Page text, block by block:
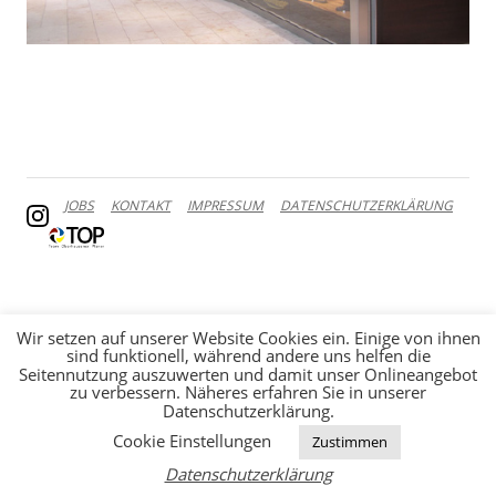
JOBS KONTAKT IMPRESSUM DATENSCHUTZERKLÄRUNG
Wir setzen auf unserer Website Cookies ein. Einige von ihnen
sind funktionell, während andere uns helfen die
Seitennutzung auszuwerten und damit unser Onlineangebot
zu verbessern. Näheres erfahren Sie in unserer
Datenschutzerklärung.
Cookie Einstellungen
Zustimmen
Datenschutzerklärung